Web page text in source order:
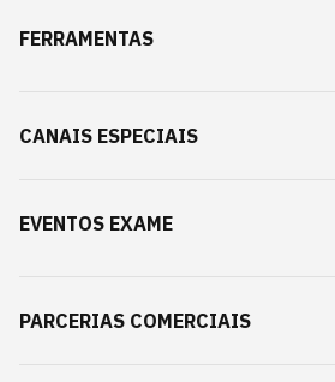
FERRAMENTAS
CANAIS ESPECIAIS
EVENTOS EXAME
PARCERIAS COMERCIAIS